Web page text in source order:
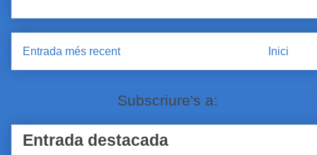
Entrada més recent Inici
Subscriure's a:
Entrada destacada